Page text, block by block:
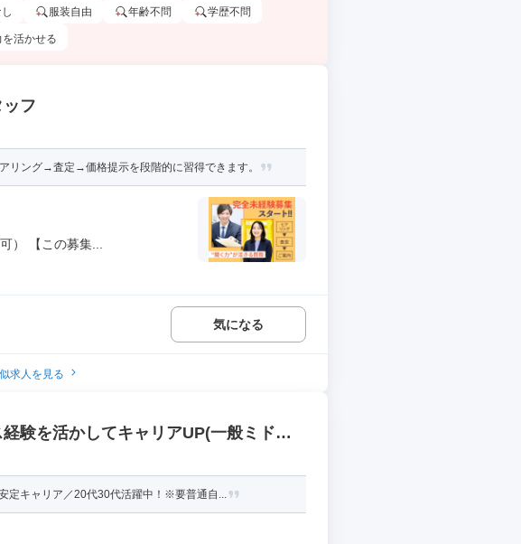
服装自由 年齢不問 学歴不問
活かせる
フ
リング→査定→価格提示を段階的に習得できます。
） 【この募集...
気になる
求人を見る
験を活かしてキャリアUP(一般ミドル
定キャリア／20代30代活躍中！※要普通自...